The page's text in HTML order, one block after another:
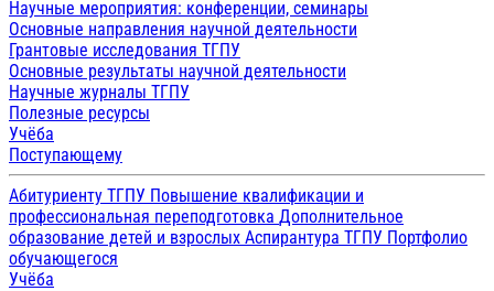
Научные мероприятия: конференции, семинары
Основные направления научной деятельности
Грантовые исследования ТГПУ
Основные результаты научной деятельности
Научные журналы ТГПУ
Полезные ресурсы
Учёба
Поступающему
Абитуриенту ТГПУ Повышение квалификации и
профессиональная переподготовка Дополнительное
образование детей и взрослых Аспирантура ТГПУ Портфолио
обучающегося
Учёба